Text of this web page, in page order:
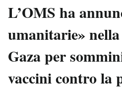
Italia
Politica
Tecnologia
Internet
Scienza
L’OMS ha
umanitarie»
Gaza per
vaccini contro la